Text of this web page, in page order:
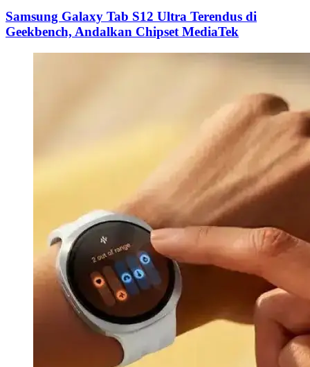
Samsung Galaxy Tab S12 Ultra Terendus di
Geekbench, Andalkan Chipset MediaTek